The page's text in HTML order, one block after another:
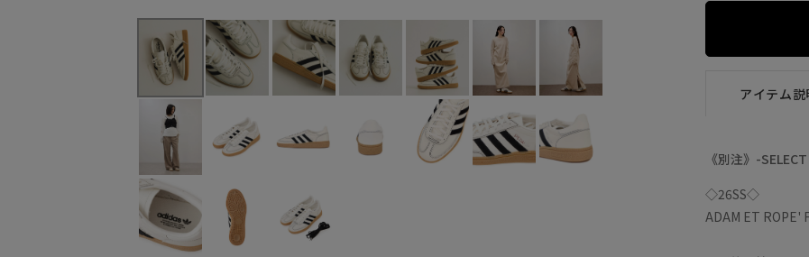
アイテム説
《別注》-
◇26SS◇
ADAM ET ROPE'